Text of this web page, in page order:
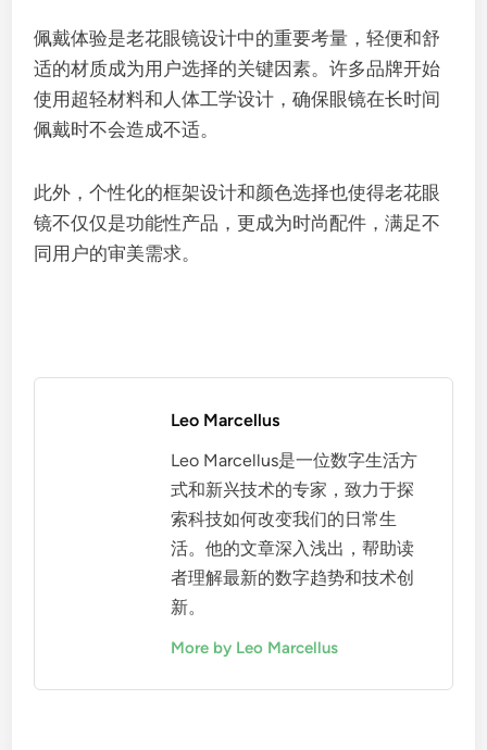
佩戴体验是老花眼镜设计中的重要考量，轻便和舒
适的材质成为用户选择的关键因素。许多品牌开始
使用超轻材料和人体工学设计，确保眼镜在长时间
佩戴时不会造成不适。
此外，个性化的框架设计和颜色选择也使得老花眼
镜不仅仅是功能性产品，更成为时尚配件，满足不
同用户的审美需求。
Leo Marcellus
Leo Marcellus是一位数字生活方
式和新兴技术的专家，致力于探
索科技如何改变我们的日常生
活。他的文章深入浅出，帮助读
者理解最新的数字趋势和技术创
新。
More by Leo Marcellus